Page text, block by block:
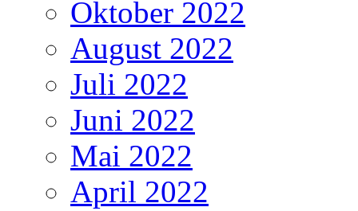
Oktober 2022
August 2022
Juli 2022
Juni 2022
Mai 2022
April 2022